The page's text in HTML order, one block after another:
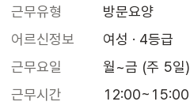
근무유형
방문요양
어르신정보
여성 · 4등급
근무요일
월~금 (주 5일)
근무시간
12:00~15:00